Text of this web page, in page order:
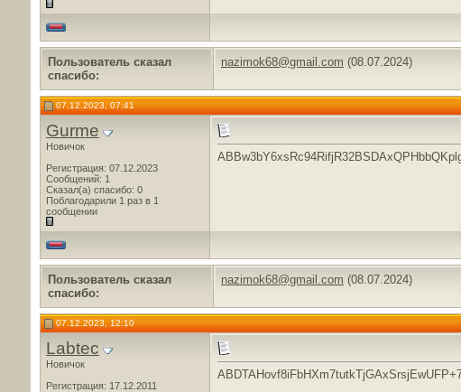
Пользователь сказал
cпасибо:
nazimok68@gmail.com (08.07.2024)
07.12.2023, 07:41
Gurme
Новичок
Регистрация: 07.12.2023
Сообщений: 1
Сказал(а) спасибо: 0
Поблагодарили 1 раз в 1
сообщении
Пользователь сказал
cпасибо:
nazimok68@gmail.com (08.07.2024)
07.12.2023, 12:10
Labtec
Новичок
Регистрация: 17.12.2011